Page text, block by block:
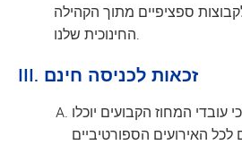
ספציפיים מתוך הקהילה
החינוכית שלנו.
III. זכאות לכניסה חינם
עובדי המחוז הקבועים יוכלו
האירועים הספורטיביים